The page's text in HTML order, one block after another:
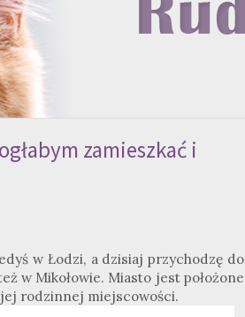
zamieszkać i
w Łodzi, a dzisiaj przychodzę do
w Mikołowie. Miasto jest położone
rodzinnej miejscowości.